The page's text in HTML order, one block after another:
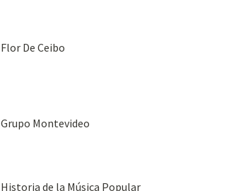
Flor De Ceibo
Grupo Montevideo
Historia de la Música Popular